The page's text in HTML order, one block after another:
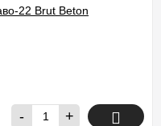
22 Brut Beton
- +